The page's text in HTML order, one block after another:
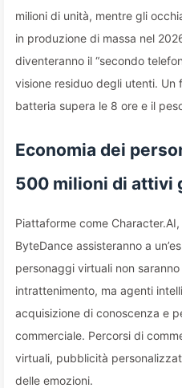
milioni di unità, mentre gli
in produzione di massa nel
diventeranno il “secondo
visione residuo degli utenti.
batteria supera le 8 ore e il
Economia dei
500 milioni di attivi
Piattaforme come
ByteDance assisteranno a
personaggi virtuali non
intrattenimento, ma agenti
acquisizione di conoscenza e
commerciale. Percorsi di
virtuali, pubblicità
delle emozioni.